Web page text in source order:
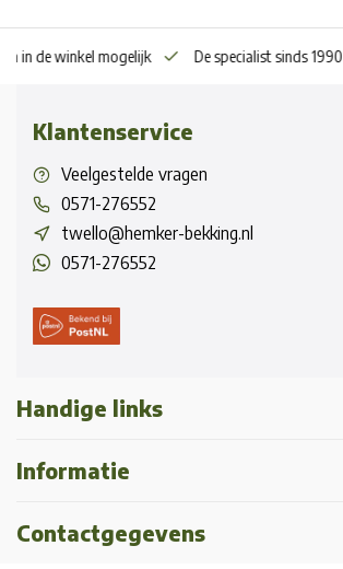
in de winkel mogelijk De specialist sinds 1990
Klantenservice
Veelgestelde vragen
0571-276552
twello@hemker-bekking.nl
0571-276552
Handige links
Informatie
Contactgegevens